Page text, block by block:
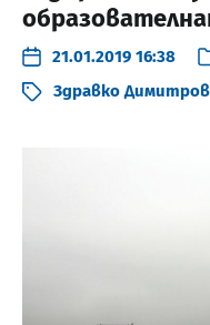
21.01.2019 16:38
Здравко Димитров